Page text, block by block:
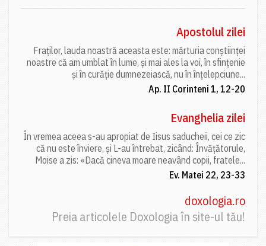
Apostolul zilei
Fraților, lauda noastră aceasta este: mărturia conștiinței
noastre că am umblat în lume, și mai ales la voi, în sfințenie
și în curăție dumnezeiască, nu în înțelepciune...
Ap. II Corinteni 1, 12-20
Evanghelia zilei
În vremea aceea s-au apropiat de Iisus saducheii, cei ce zic
că nu este înviere, și L-au întrebat, zicând: Învățătorule,
Moise a zis: «Dacă cineva moare neavând copii, fratele...
Ev. Matei 22, 23-33
doxologia.ro
Preia articolele Doxologia în site-ul tău!